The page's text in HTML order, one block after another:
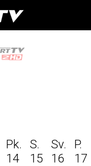
Pk.
14
S.
15
Sv.
16
P.
17